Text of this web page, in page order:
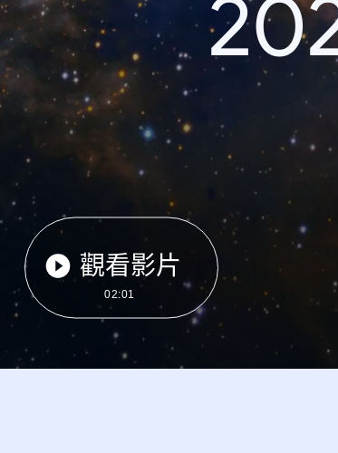
觀看影片
02:01